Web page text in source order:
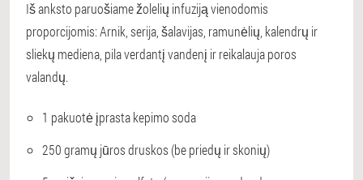
Iš anksto paruošiame žolelių infuziją vienodomis
proporcijomis: Arnik, serija, šalavijas, ramunėlių, kalendrų ir
sliekų mediena, pila verdantį vandenį ir reikalauja poros
valandų.
1 pakuotė įprasta kepimo soda
250 gramų jūros druskos (be priedų ir skonių)